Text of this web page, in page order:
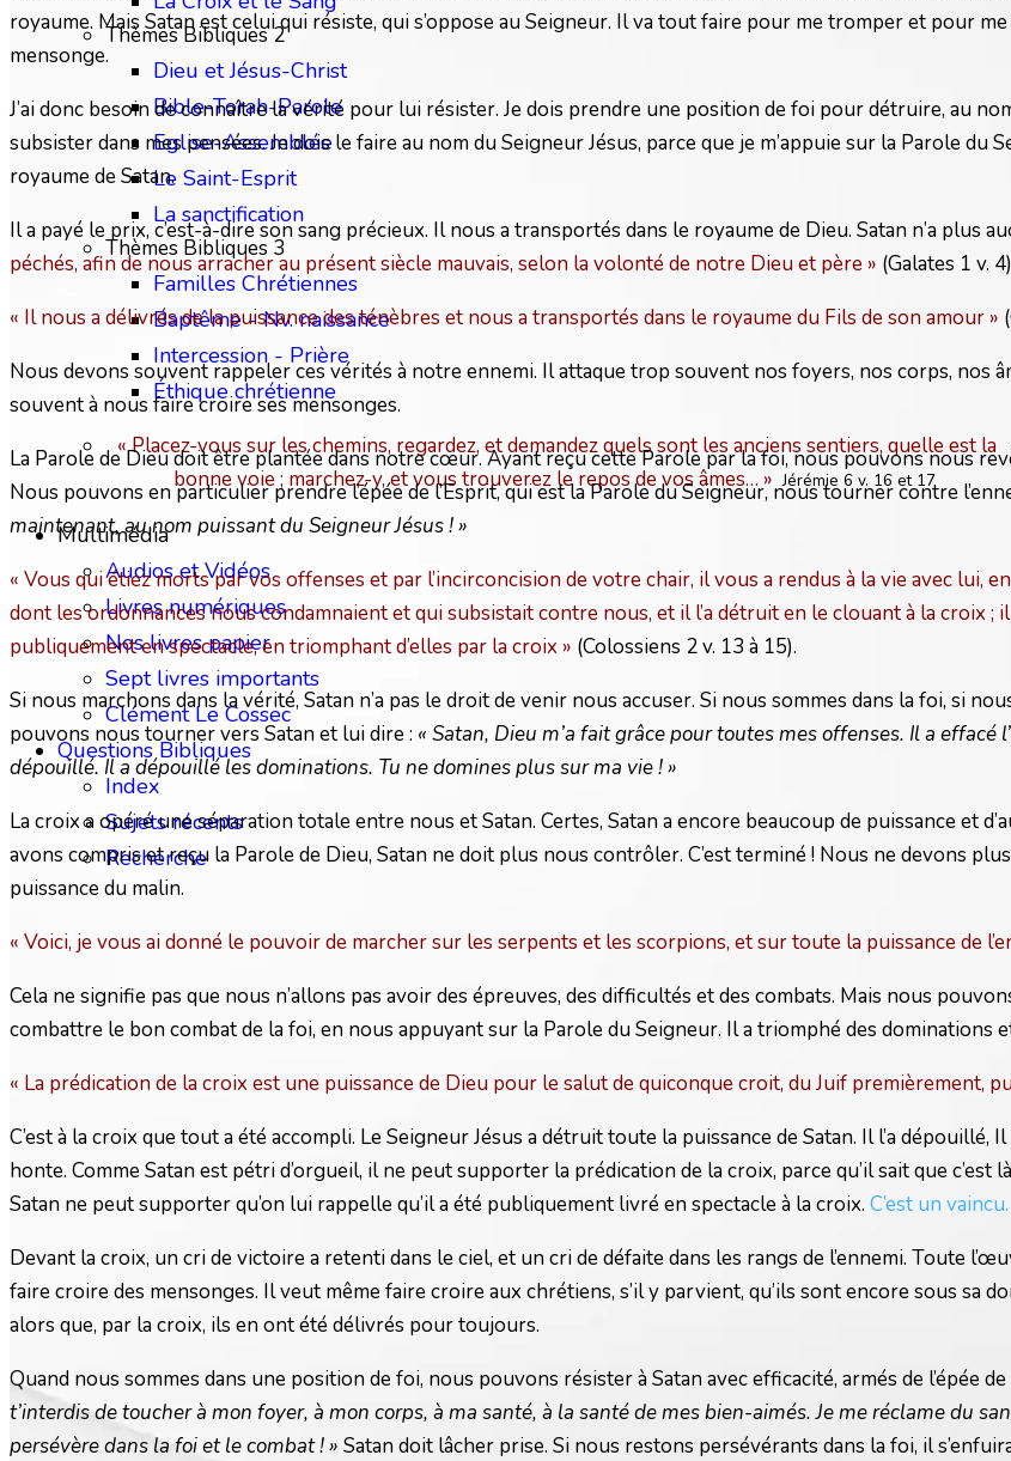
Thèmes Bibliques 2
Dieu et Jésus-Christ
Bible-Torah-Parole
Eglise-Assemblée
Le Saint-Esprit
La sanctification
Thèmes Bibliques 3
Familles Chrétiennes
Baptême - Nv. naissance
Intercession - Prière
Éthique chrétienne
« Placez-vous sur les chemins, regardez, et demandez quels sont les anciens sentiers, quelle est la
bonne voie ; marchez-y, et vous trouverez le repos de vos âmes… » Jérémie 6 v. 16 et 17
Multimédia
Audios et Vidéos
Livres numériques
Nos livres papier
Sept livres importants
Clément Le Cossec
Questions Bibliques
Index
Sujets récents
Recherche
royaume. Mais Satan est celui qui résiste, qui s’oppose au Seigneur. Il va tout faire pour me tromper et pour
mensonge.
J’ai donc besoin de connaître la vérité pour lui résister. Je dois prendre une position de foi pour détruire, au
subsister dans mes pensées. Je dois le faire au nom du Seigneur Jésus, parce que je m’appuie sur la Parole du
royaume de Satan.
Il a payé le prix, c’est-à-dire son sang précieux. Il nous a transportés dans le royaume de Dieu. Satan n’a plus
péchés, afin de nous arracher au présent siècle mauvais, selon la volonté de notre Dieu et père » (Galates 1 v.
« Il nous a délivrés de la puissance des ténèbres et nous a transportés dans le royaume du Fils de son amour »
Nous devons souvent rappeler ces vérités à notre ennemi. Il attaque trop souvent nos foyers, nos corps, nos
souvent à nous faire croire ses mensonges.
La Parole de Dieu doit être plantée dans notre cœur. Ayant reçu cette Parole par la foi, nous pouvons nous
Nous pouvons en particulier prendre l’épée de l’Esprit, qui est la Parole du Seigneur, nous tourner contre
maintenant, au nom puissant du Seigneur Jésus ! »
« Vous qui étiez morts par vos offenses et par l’incirconcision de votre chair, il vous a rendus à la vie avec lui,
dont les ordonnances nous condamnaient et qui subsistait contre nous, et il l’a détruit en le clouant à la croix
publiquement en spectacle, en triomphant d’elles par la croix » (Colossiens 2 v. 13 à 15).
Si nous marchons dans la vérité, Satan n’a pas le droit de venir nous accuser. Si nous sommes dans la foi, si
pouvons nous tourner vers Satan et lui dire : « Satan, Dieu m’a fait grâce pour toutes mes offenses. Il a
dépouillé. Il a dépouillé les dominations. Tu ne domines plus sur ma vie ! »
La croix a opéré une séparation totale entre nous et Satan. Certes, Satan a encore beaucoup de puissance et
avons compris et reçu la Parole de Dieu, Satan ne doit plus nous contrôler. C’est terminé ! Nous ne devons
puissance du malin.
« Voici, je vous ai donné le pouvoir de marcher sur les serpents et les scorpions, et sur toute la puissance de
Cela ne signifie pas que nous n’allons pas avoir des épreuves, des difficultés et des combats. Mais nous
combattre le bon combat de la foi, en nous appuyant sur la Parole du Seigneur. Il a triomphé des dominations
« La prédication de la croix est une puissance de Dieu pour le salut de quiconque croit, du Juif premièrement,
C’est à la croix que tout a été accompli. Le Seigneur Jésus a détruit toute la puissance de Satan. Il l’a dépouillé,
honte. Comme Satan est pétri d’orgueil, il ne peut supporter la prédication de la croix, parce qu’il sait que
Satan ne peut supporter qu’on lui rappelle qu’il a été publiquement livré en spectacle à la croix. C’est un vaincu.
Devant la croix, un cri de victoire a retenti dans le ciel, et un cri de défaite dans les rangs de l’ennemi. Toute
faire croire des mensonges. Il veut même faire croire aux chrétiens, s’il y parvient, qu’ils sont encore sous sa
alors que, par la croix, ils en ont été délivrés pour toujours.
Quand nous sommes dans une position de foi, nous pouvons résister à Satan avec efficacité, armés de l’épée de
t’interdis de toucher à mon foyer, à mon corps, à ma santé, à la santé de mes bien-aimés. Je me réclame du
persévère dans la foi et le combat ! » Satan doit lâcher prise. Si nous restons persévérants dans la foi, il